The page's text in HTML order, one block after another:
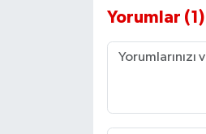
Yorumlar (1)